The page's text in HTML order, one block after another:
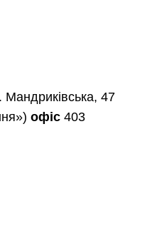
Мандриківська, 47
офіс 403